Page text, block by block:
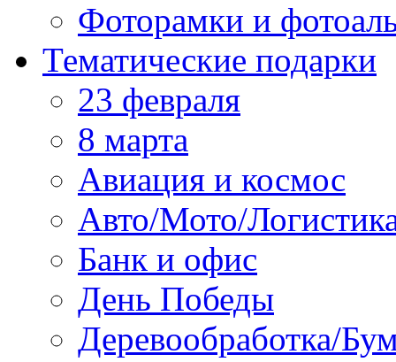
Фоторамки и
Тематические подарки
23 февраля
8 марта
Авиация и космос
Авто/Мото/
Банк и офис
День Победы
Деревообработка/